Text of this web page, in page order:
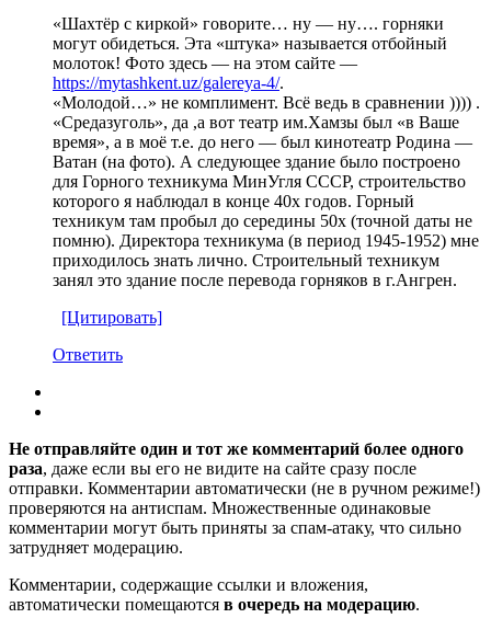
«Шахтёр с киркой» говорите… ну — ну…. горняки
могут обидеться. Эта «штука» называется отбойный
молоток! Фото здесь — на этом сайте —
https://mytashkent.uz/galereya-4/.
«Молодой…» не комплимент. Всё ведь в сравнении )))) .
«Средазуголь», да ,а вот театр им.Хамзы был «в Ваше
время», а в моё т.е. до него — был кинотеатр Родина —
Ватан (на фото). А следующее здание было построено
для Горного техникума МинУгля СССР, строительство
которого я наблюдал в конце 40х годов. Горный
техникум там пробыл до середины 50х (точной даты не
помню). Директора техникума (в период 1945-1952) мне
приходилось знать лично. Строительный техникум
занял это здание после перевода горняков в г.Ангрен.
[Цитировать]
Ответить
Не отправляйте один и тот же комментарий более одного
раза, даже если вы его не видите на сайте сразу после
отправки. Комментарии автоматически (не в ручном режиме!)
проверяются на антиспам. Множественные одинаковые
комментарии могут быть приняты за спам-атаку, что сильно
затрудняет модерацию.
Комментарии, содержащие ссылки и вложения,
автоматически помещаются в очередь на модерацию.